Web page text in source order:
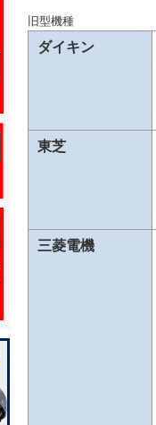
旧型機種
ダイキン
東芝
三菱電機